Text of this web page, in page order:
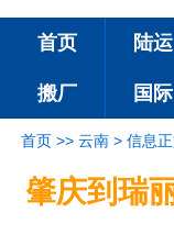
首页 陆运
搬厂 国际
首页 >> 云南 > 信息
肇庆到瑞